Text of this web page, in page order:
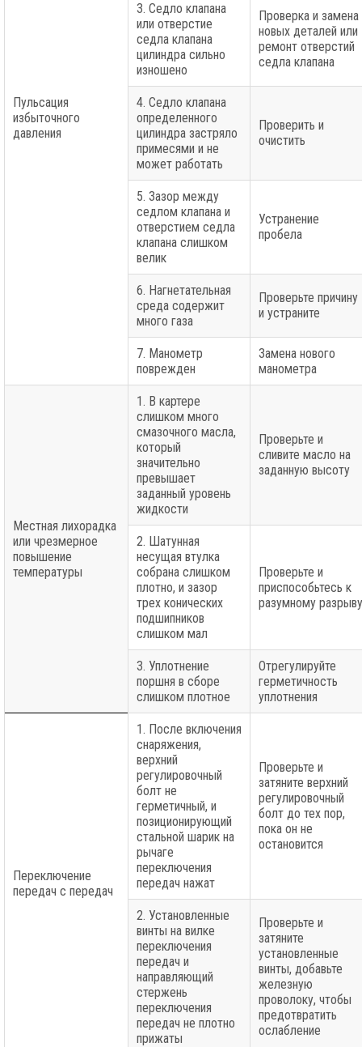
Пульсация
избыточного
давления
3. Седло клапана
или отверстие
седла клапана
цилиндра сильно
изношено
Проверка и замена
новых деталей или
ремонт отверстий
седла клапана
4. Седло клапана
определенного
цилиндра застряло
примесями и не
может работать
Проверить и
очистить
5. Зазор между
седлом клапана и
отверстием седла
клапана слишком
велик
Устранение
пробела
6. Нагнетательная
среда содержит
много газа
Проверьте причину
и устраните
7. Манометр
поврежден
Замена нового
манометра
Местная лихорадка
или чрезмерное
повышение
температуры
1. В картере
слишком много
смазочного масла,
который
значительно
превышает
заданный уровень
жидкости
Проверьте и
сливите масло на
заданную высоту
2. Шатунная
несущая втулка
собрана слишком
плотно, и зазор
трех конических
подшипников
слишком мал
Проверьте и
приспособьтесь к
разумному разрыву
3. Уплотнение
поршня в сборе
слишком плотное
Отрегулируйте
герметичность
уплотнения
Переключение
передач с передач
1. После включения
снаряжения,
верхний
регулировочный
болт не
герметичный, и
позиционирующий
стальной шарик на
рычаге
переключения
передач нажат
Проверьте и
затяните верхний
регулировочный
болт до тех пор,
пока он не
остановится
2. Установленные
винты на вилке
переключения
передач и
направляющий
стержень
переключения
передач не плотно
прижаты
Проверьте и
затяните
установленные
винты, добавьте
железную
проволоку, чтобы
предотвратить
ослабление